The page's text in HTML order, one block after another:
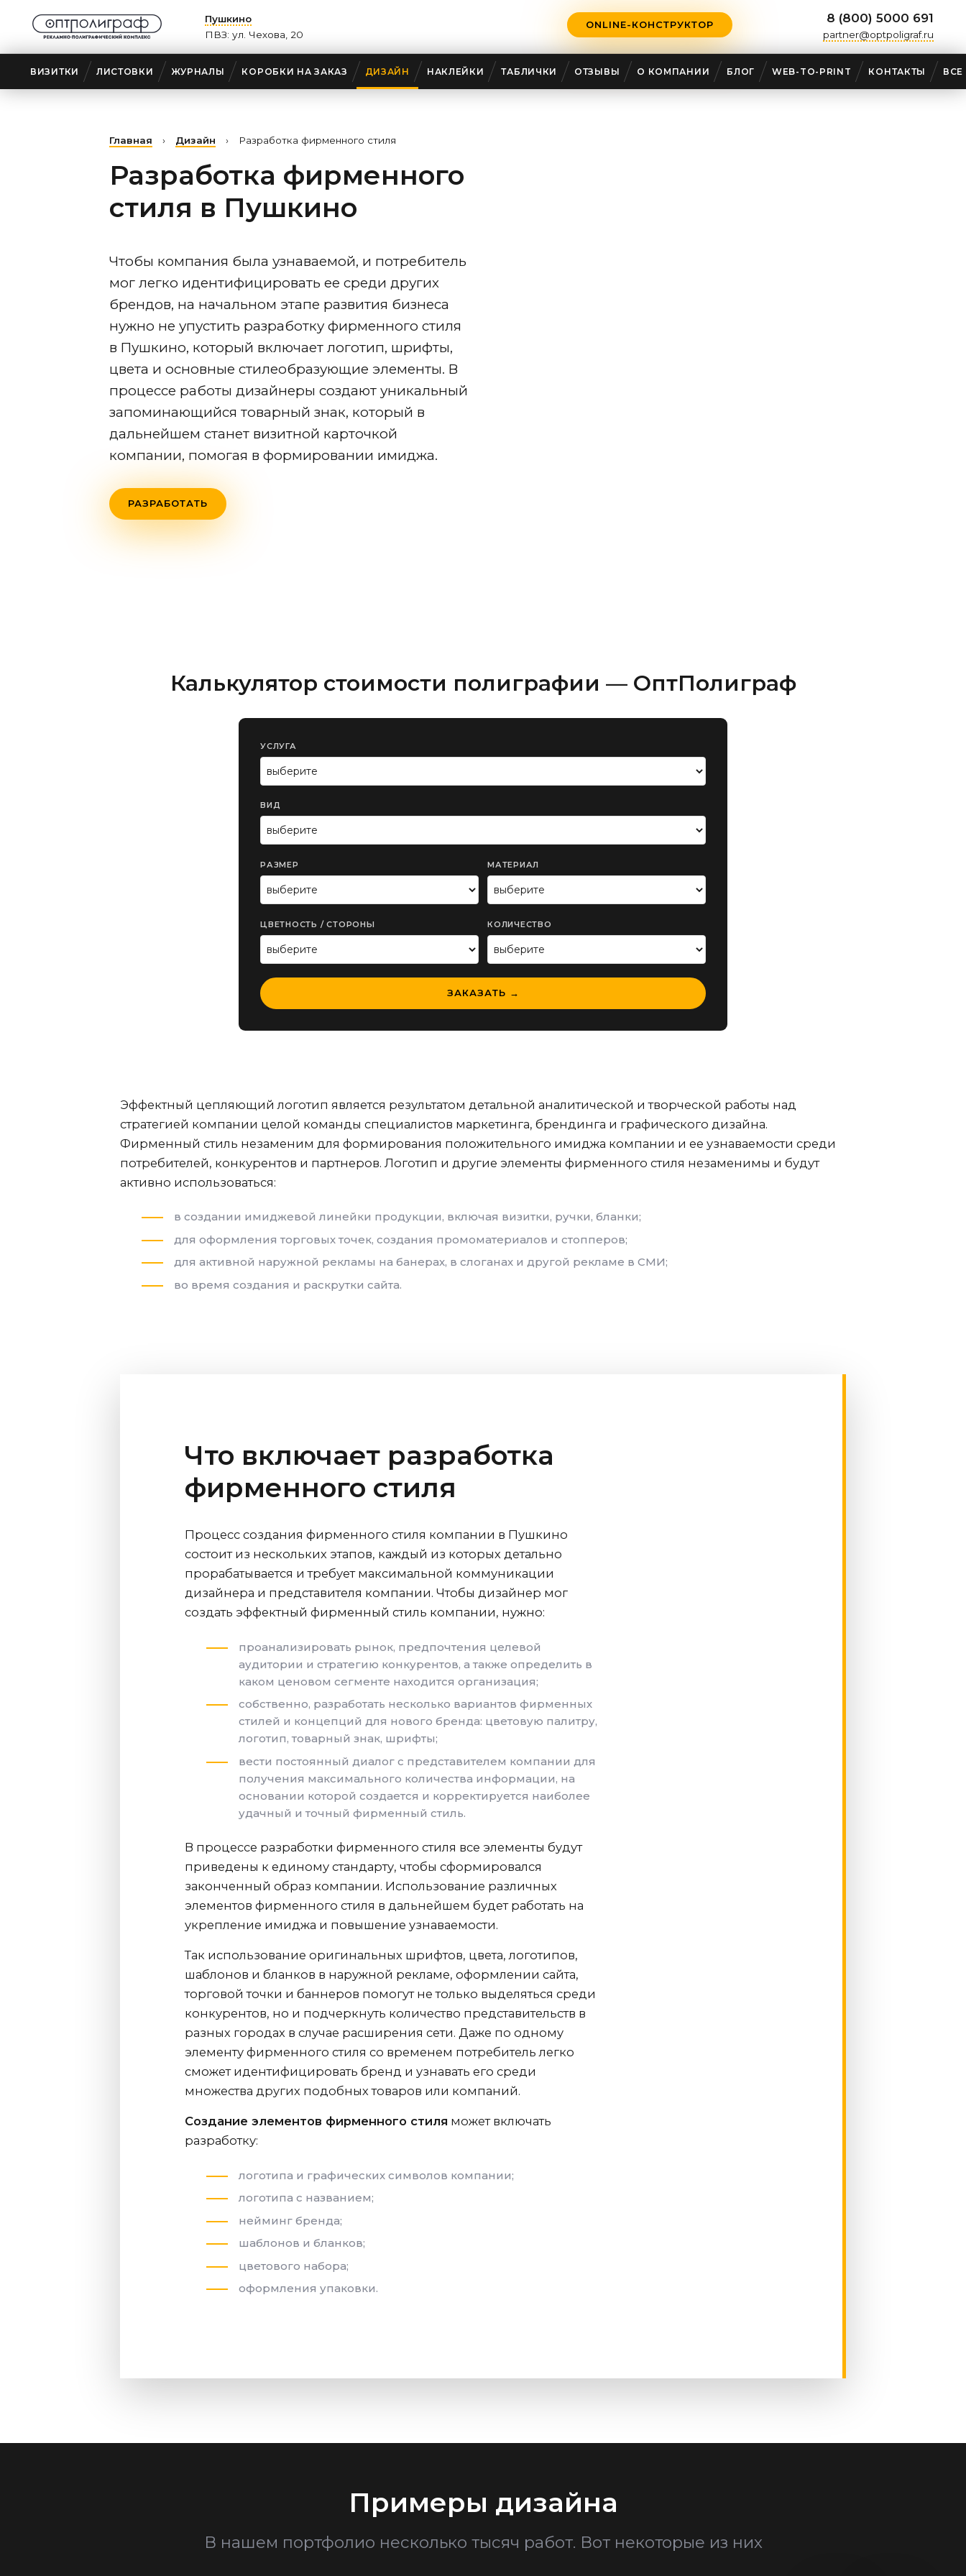
Пушкино
ПВЗ: ул. Чехова, 20
ONLINE-КОНСТРУКТОР 8 (800) 5000 691
partner@optpoligraf.ru
ВИЗИТКИ ЛИСТОВКИ ЖУРНАЛЫ КОРОБКИ НА ЗАКАЗ ДИЗАЙН НАКЛЕЙКИ ТАБЛИЧКИ ОТЗЫВЫ О КОМПАНИИ БЛОГ WEB-TO-PRINT КОНТАКТЫ ВСЕ
Главная › Дизайн › Разработка фирменного стиля
Разработка фирменного
стиля в Пушкино
Чтобы компания была узнаваемой, и потребитель
мог легко идентифицировать ее среди других
брендов, на начальном этапе развития бизнеса
нужно не упустить разработку фирменного стиля
в Пушкино, который включает логотип, шрифты,
цвета и основные стилеобразующие элементы. В
процессе работы дизайнеры создают уникальный
запоминающийся товарный знак, который в
дальнейшем станет визитной карточкой
компании, помогая в формировании имиджа.
РАЗРАБОТАТЬ
Калькулятор стоимости полиграфии — ОптПолиграф
УСЛУГА
ВИД
РАЗМЕР МАТЕРИАЛ
ЦВЕТНОСТЬ / СТОРОНЫ КОЛИЧЕСТВО
ЗАКАЗАТЬ →
Эффектный цепляющий логотип является результатом детальной аналитической и творческой работы над
стратегией компании целой команды специалистов маркетинга, брендинга и графического дизайна.
Фирменный стиль незаменим для формирования положительного имиджа компании и ее узнаваемости среди
потребителей, конкурентов и партнеров. Логотип и другие элементы фирменного стиля незаменимы и будут
активно использоваться:
в создании имиджевой линейки продукции, включая визитки, ручки, бланки;
для оформления торговых точек, создания промоматериалов и стопперов;
для активной наружной рекламы на банерах, в слоганах и другой рекламе в СМИ;
во время создания и раскрутки сайта.
Что включает разработка
фирменного стиля
Процесс создания фирменного стиля компании в Пушкино
состоит из нескольких этапов, каждый из которых детально
прорабатывается и требует максимальной коммуникации
дизайнера и представителя компании. Чтобы дизайнер мог
создать эффектный фирменный стиль компании, нужно:
проанализировать рынок, предпочтения целевой
аудитории и стратегию конкурентов, а также определить в
каком ценовом сегменте находится организация;
собственно, разработать несколько вариантов фирменных
стилей и концепций для нового бренда: цветовую палитру,
логотип, товарный знак, шрифты;
вести постоянный диалог с представителем компании для
получения максимального количества информации, на
основании которой создается и корректируется наиболее
удачный и точный фирменный стиль.
В процессе разработки фирменного стиля все элементы будут
приведены к единому стандарту, чтобы сформировался
законченный образ компании. Использование различных
элементов фирменного стиля в дальнейшем будет работать на
укрепление имиджа и повышение узнаваемости.
Так использование оригинальных шрифтов, цвета, логотипов,
шаблонов и бланков в наружной рекламе, оформлении сайта,
торговой точки и баннеров помогут не только выделяться среди
конкурентов, но и подчеркнуть количество представительств в
разных городах в случае расширения сети. Даже по одному
элементу фирменного стиля со временем потребитель легко
сможет идентифицировать бренд и узнавать его среди
множества других подобных товаров или компаний.
Создание элементов фирменного стиля может включать
разработку:
логотипа и графических символов компании;
логотипа с названием;
нейминг бренда;
шаблонов и бланков;
цветового набора;
оформления упаковки.
Примеры дизайна
В нашем портфолио несколько тысяч работ. Вот некоторые из них